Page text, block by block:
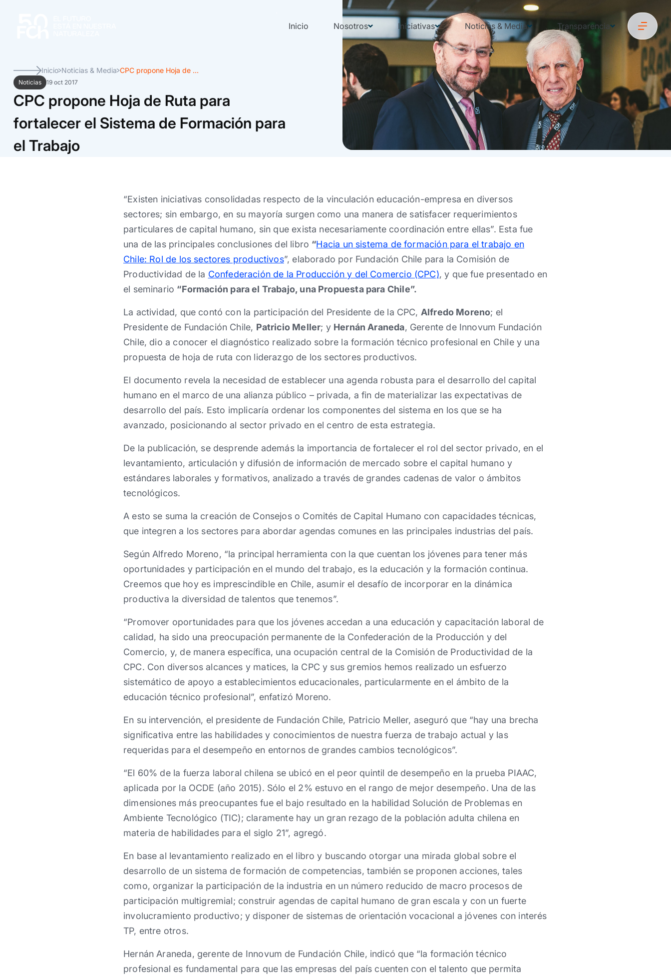
Inicio Nosotros Iniciativas Noticias & Media Transparencia
Inicio Noticias & Media CPC propone Hoja de ...
Noticias 19 oct 2017
CPC propone Hoja de Ruta para
fortalecer el Sistema de Formación para
el Trabajo
“Existen iniciativas consolidadas respecto de la vinculación educación-empresa en diversos
sectores; sin embargo, en su mayoría surgen como una manera de satisfacer requerimientos
particulares de capital humano, sin que exista necesariamente coordinación entre ellas”. Esta fue
una de las principales conclusiones del libro “Hacia un sistema de formación para el trabajo en
Chile: Rol de los sectores productivos”, elaborado por Fundación Chile para la Comisión de
Productividad de la Confederación de la Producción y del Comercio (CPC), y que fue presentado en
el seminario “Formación para el Trabajo, una Propuesta para Chile”.
La actividad, que contó con la participación del Presidente de la CPC, Alfredo Moreno; el
Presidente de Fundación Chile, Patricio Meller; y Hernán Araneda, Gerente de Innovum Fundación
Chile, dio a conocer el diagnóstico realizado sobre la formación técnico profesional en Chile y una
propuesta de hoja de ruta con liderazgo de los sectores productivos.
El documento revela la necesidad de establecer una agenda robusta para el desarrollo del capital
humano en el marco de una alianza público – privada, a fin de materializar las expectativas de
desarrollo del país. Esto implicaría ordenar los componentes del sistema en los que se ha
avanzado, posicionando al sector privado en el centro de esta estrategia.
De la publicación, se desprende además la importancia de fortalecer el rol del sector privado, en el
levantamiento, articulación y difusión de información de mercado sobre el capital humano y
estándares laborales y formativos, analizado a través de grandes cadenas de valor o ámbitos
tecnológicos.
A esto se suma la creación de Consejos o Comités de Capital Humano con capacidades técnicas,
que integren a los sectores para abordar agendas comunes en las principales industrias del país.
Según Alfredo Moreno, “la principal herramienta con la que cuentan los jóvenes para tener más
oportunidades y participación en el mundo del trabajo, es la educación y la formación continua.
Creemos que hoy es imprescindible en Chile, asumir el desafío de incorporar en la dinámica
productiva la diversidad de talentos que tenemos”.
“Promover oportunidades para que los jóvenes accedan a una educación y capacitación laboral de
calidad, ha sido una preocupación permanente de la Confederación de la Producción y del
Comercio, y, de manera específica, una ocupación central de la Comisión de Productividad de la
CPC. Con diversos alcances y matices, la CPC y sus gremios hemos realizado un esfuerzo
sistemático de apoyo a establecimientos educacionales, particularmente en el ámbito de la
educación técnico profesional”, enfatizó Moreno.
En su intervención, el presidente de Fundación Chile, Patricio Meller, aseguró que “hay una brecha
significativa entre las habilidades y conocimientos de nuestra fuerza de trabajo actual y las
requeridas para el desempeño en entornos de grandes cambios tecnológicos”.
“El 60% de la fuerza laboral chilena se ubicó en el peor quintil de desempeño en la prueba PIAAC,
aplicada por la OCDE (año 2015). Sólo el 2% estuvo en el rango de mejor desempeño. Una de las
dimensiones más preocupantes fue el bajo resultado en la habilidad Solución de Problemas en
Ambiente Tecnológico (TIC); claramente hay un gran rezago de la población adulta chilena en
materia de habilidades para el siglo 21”, agregó.
En base al levantamiento realizado en el libro y buscando otorgar una mirada global sobre el
desarrollo de un sistema de formación de competencias, también se proponen acciones, tales
como, organizar la participación de la industria en un número reducido de macro procesos de
participación multigremial; construir agendas de capital humano de gran escala y con un fuerte
involucramiento productivo; y disponer de sistemas de orientación vocacional a jóvenes con interés
TP, entre otros.
Hernán Araneda, gerente de Innovum de Fundación Chile, indicó que “la formación técnico
profesional es fundamental para que las empresas del país cuenten con el talento que permita